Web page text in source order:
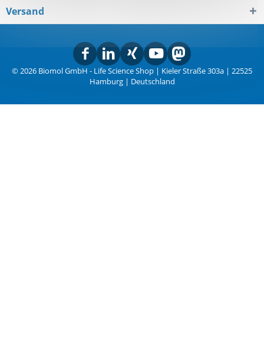
Versand
© 2026 Biomol GmbH - Life Science Shop | Kieler Straße 303a | 22525
Hamburg | Deutschland